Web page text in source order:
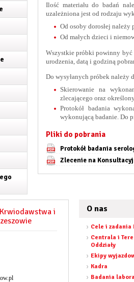
Ilość materiału do badań
uzależniona jest od rodzaju
Od osoby dorosłej należy
Od małych dzieci i
Wszystkie próbki powinny być
urodzenia, datą i godziną
Do wysyłanych próbek należy
Skierowanie na
zlecającego oraz
Protokół badania
wykonującą badanie. Do
Pliki do pobrania
Protokół badania
Zlecenie na
i
O nas
Cele i zadania
Centrala i
Oddziały
Ekipy
Kadra
Badania